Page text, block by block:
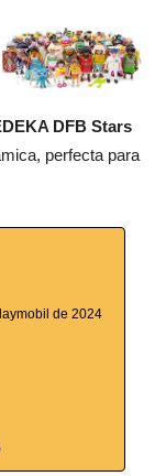
DFB Stars
perfecta para
de 2024